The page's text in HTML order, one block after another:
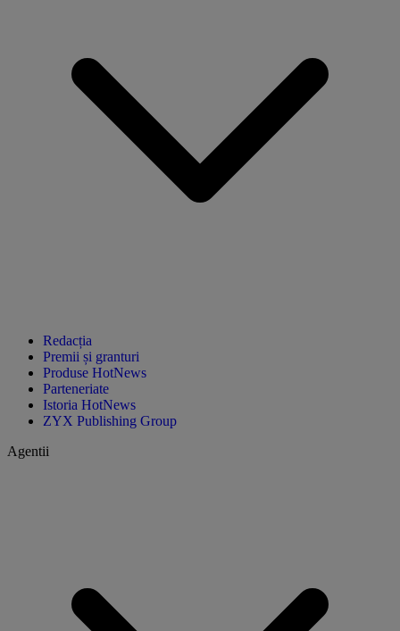
Redacția
Premii și granturi
Produse HotNews
Parteneriate
Istoria HotNews
ZYX Publishing Group
Agentii